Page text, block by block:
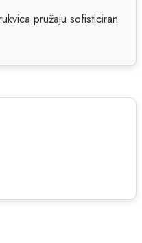
pružaju sofisticiran